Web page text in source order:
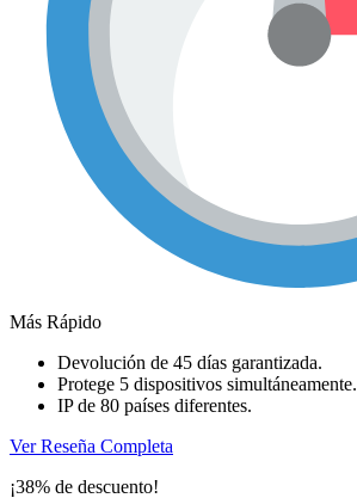
Más Rápido
Devolución de 45 días garantizada.
Protege 5 dispositivos simultáneamente.
IP de 80 países diferentes.
Ver Reseña Completa
¡38% de descuento!